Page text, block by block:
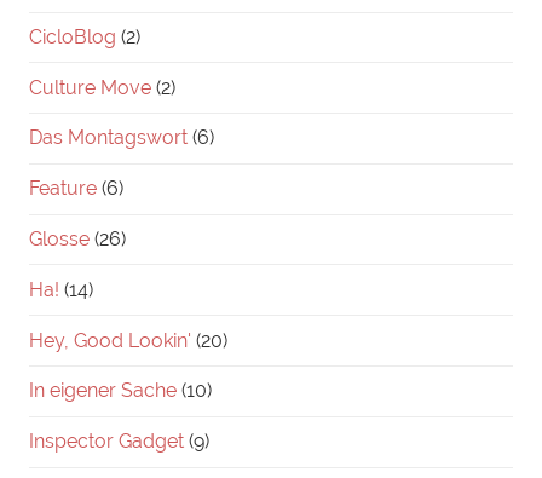
CicloBlog (2)
Culture Move (2)
Das Montagswort (6)
Feature (6)
Glosse (26)
Ha! (14)
Hey, Good Lookin' (20)
In eigener Sache (10)
Inspector Gadget (9)